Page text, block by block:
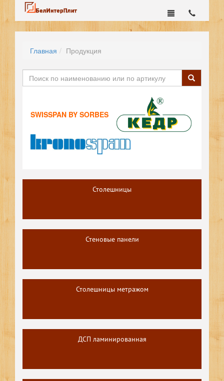
Главная Продукция
SWISSPAN BY SORBES
Столешницы
Стеновые панели
Столешницы метражом
ДСП ламинированная